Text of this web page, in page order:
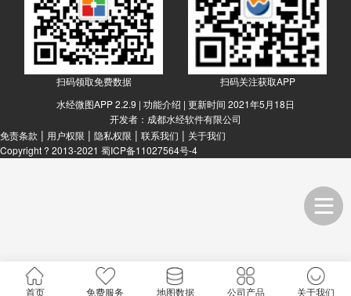
扫码领取免费数据
扫码关注获取APP
水经微图APP 2.2.9 | 功能介绍 | 更新时间 2021年5月18日
开发者：成都水经软件有限公司
免责条款 | 用户权限 | 隐私权限 | 联系我们 | 关于我们
Copyright ? 2013-2021 蜀ICP备11027564号-4
首页 免费服务 地图数据 公司产品 关于我们